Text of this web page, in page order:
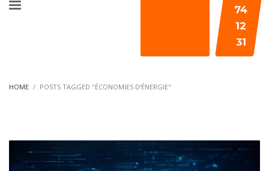
74
12
31
HOME POSTS TAGGED "ÉCONOMIES D’ÉNERGIE"